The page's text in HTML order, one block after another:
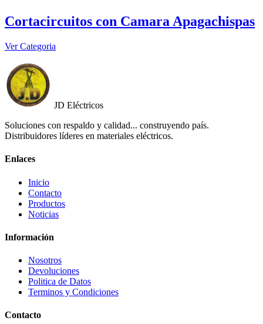
Cortacircuitos con Camara Apagachispas
Ver Categoria
JD Eléctricos
Soluciones con respaldo y calidad... construyendo país.
Distribuidores líderes en materiales eléctricos.
Enlaces
Inicio
Contacto
Productos
Noticias
Información
Nosotros
Devoluciones
Politica de Datos
Terminos y Condiciones
Contacto